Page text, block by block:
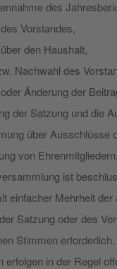
des
Vorstandes,
den Haushalt,
Nachwahl des
Änderung der
der Satzung und die
über Ausschlüsse
von Ehrenmitgliedern.
ist
einfacher Mehrheit
Satzung oder des
Stimmen
erfolgen in der Regel